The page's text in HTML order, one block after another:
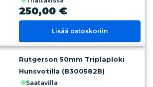
250,00 €
Lisää ostoskoriin
Rutgerson 50mm Triplaploki
Hunsvotilla (B300582B)
saatavilla